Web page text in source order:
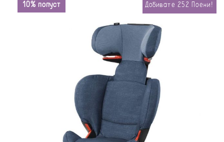
10% попуст Добивате 252 Поени!